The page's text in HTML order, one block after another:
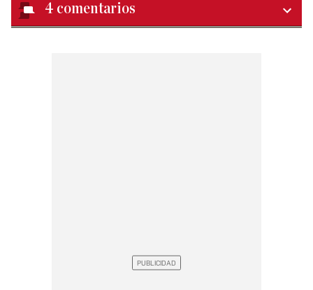
4 comentarios